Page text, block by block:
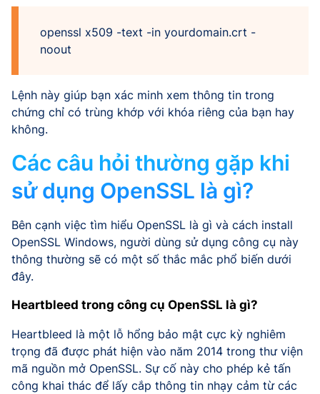
openssl x509 -text -in yourdomain.crt -
noout
Lệnh này giúp bạn xác minh xem thông tin trong
chứng chỉ có trùng khớp với khóa riêng của bạn hay
không.
Các câu hỏi thường gặp khi
sử dụng OpenSSL là gì?
Bên cạnh việc tìm hiểu OpenSSL là gì và cách install
OpenSSL Windows, người dùng sử dụng công cụ này
thông thường sẽ có một số thắc mắc phổ biến dưới
đây.
Heartbleed trong công cụ OpenSSL là gì?
Heartbleed là một lỗ hổng bảo mật cực kỳ nghiêm
trọng đã được phát hiện vào năm 2014 trong thư viện
mã nguồn mở OpenSSL. Sự cố này cho phép kẻ tấn
công khai thác để lấy cắp thông tin nhạy cảm từ các